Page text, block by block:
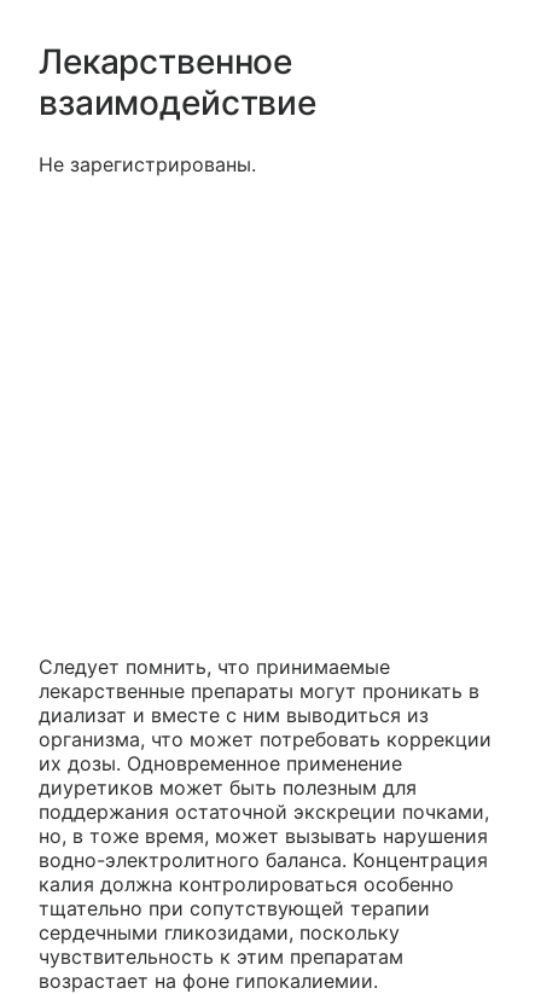
Лекарственное
взаимодействие
Не зарегистрированы.
Следует помнить, что принимаемые
лекарственные препараты могут проникать в
диализат и вместе с ним выводиться из
организма, что может потребовать коррекции
их дозы. Одновременное применение
диуретиков может быть полезным для
поддержания остаточной экскреции почками,
но, в тоже время, может вызывать нарушения
водно-электролитного баланса. Концентрация
калия должна контролироваться особенно
тщательно при сопутствующей терапии
сердечными гликозидами, поскольку
чувствительность к этим препаратам
возрастает на фоне гипокалиемии.